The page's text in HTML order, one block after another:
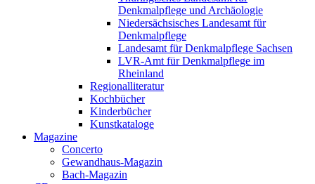
Denkmalpflege und Archäologie
Niedersächsisches Landesamt für
Denkmalpflege
Landesamt für Denkmalpflege Sachsen
LVR-Amt für Denkmalpflege im
Rheinland
Regionalliteratur
Kochbücher
Kinderbücher
Kunstkataloge
Magazine
Concerto
Gewandhaus-Magazin
Bach-Magazin